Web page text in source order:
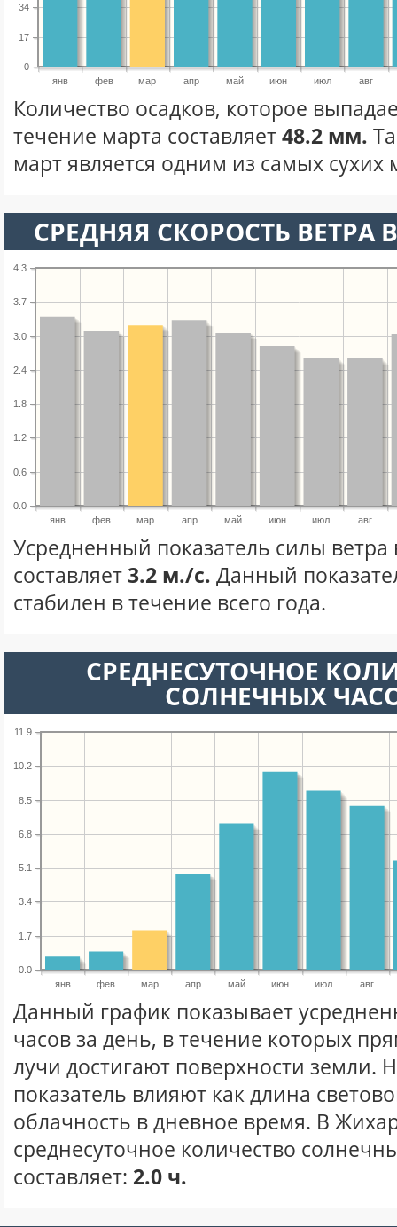
янв фев мар апр май июн июл авг
0
17
34
Количество осадков, которое
течение марта составляет48.2 мм.
март является одним из самых сухих
СРЕДНЯЯ СКОРОСТЬ ВЕТРА
янв фев мар апр май июн июл авг
0.0
0.6
1.2
1.8
2.4
3.0
3.7
4.3
Усредненный показатель силы ветра
составляет3.2 м./с. Данный
стабилен в течение всего года.
СРЕДНЕСУТОЧНОЕ
СОЛНЕЧНЫХ
янв фев мар апр май июн июл авг
0.0
1.7
3.4
5.1
6.8
8.5
10.2
11.9
Данный график показывает
часов за день, в течение которых
лучи достигают поверхности земли.
показатель влияют как длина
облачность в дневное время. В
среднесуточное количество
составляет: 2.0 ч.